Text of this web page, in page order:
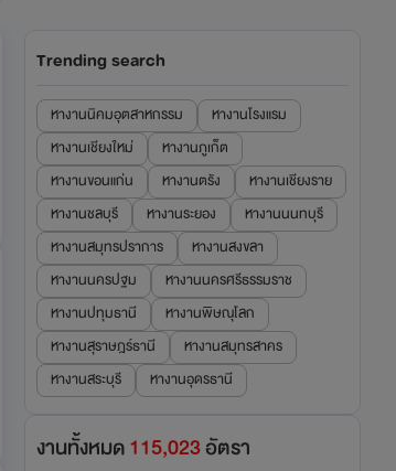
Trending search
หางานนิคมอุตสาหกรรม
หางานโรงแรม
หางานเชียงใหม่
หางานภูเก็ต
หางานขอนแก่น
หางานตรัง
หางานเชียงราย
หางานชลบุรี
หางานระยอง
หางานนนทบุรี
หางานสมุทรปราการ
หางานสงขลา
หางานนครปฐม
หางานนครศรีธรรมราช
หางานปทุมธานี
หางานพิษณุโลก
หางานสุราษฎร์ธานี
หางานสมุทรสาคร
หางานสระบุรี
หางานอุดรธานี
งานทั้งหมด115,023อัตรา